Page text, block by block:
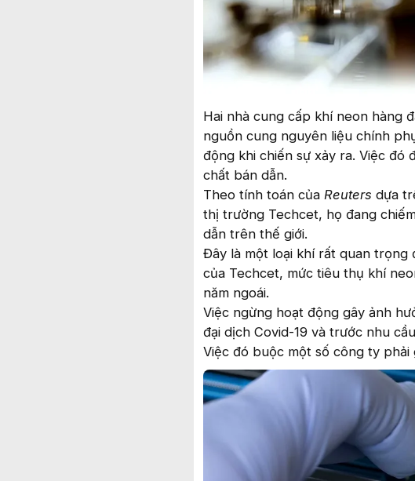
Hai nhà cung cấp khí neon hàng
nguồn cung nguyên liệu chính
động khi chiến sự xảy ra. Việc
chất bán dẫn.
Theo tính toán của Reuters dựa
thị trường Techcet, họ đang
dẫn trên thế giới.
Đây là một loại khí rất quan trọng
của Techcet, mức tiêu thụ khí
năm ngoái.
Việc ngừng hoạt động gây ảnh
đại dịch Covid-19 và trước nhu
Việc đó buộc một số công ty phải